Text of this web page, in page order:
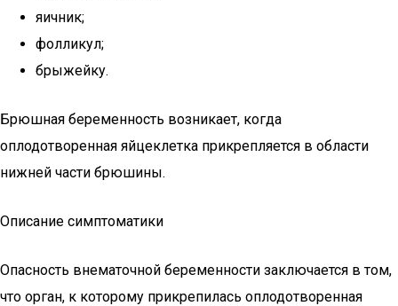
яичник;
фолликул;
брыжейку.
Брюшная беременность возникает, когда
оплодотворенная яйцеклетка прикрепляется в области
нижней части брюшины.
Описание симптоматики
Опасность внематочной беременности заключается в том,
что орган, к которому прикрепилась оплодотворенная